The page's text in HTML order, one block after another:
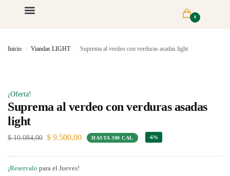
0
Inicio / Viandas LIGHT / Suprema al verdeo con verduras asadas light
¡Oferta!
Suprema al verdeo con verduras asadas
light
HASTA 300 CAL
$10.084,00 $ 9.500,00 -6%
¡Reservalo para el Jueves!